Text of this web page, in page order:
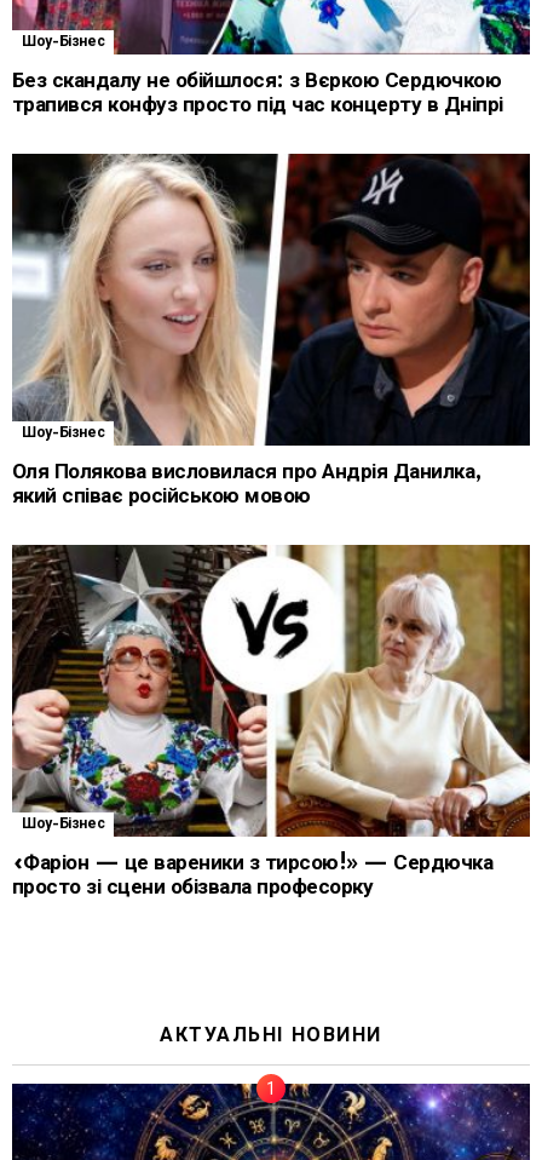
Шоу-Бізнес
Без скандалу не обійшлося: з Вєркою Сердючкою
трапився конфуз просто під час концерту в Дніпрі
Шоу-Бізнес
Оля Полякова висловилася про Андрія Данилка,
який співає російською мовою
Шоу-Бізнес
«Фаріон — це вареники з тирсою!» — Сердючка
просто зі сцени обізвала професорку
АКТУАЛЬНІ НОВИНИ